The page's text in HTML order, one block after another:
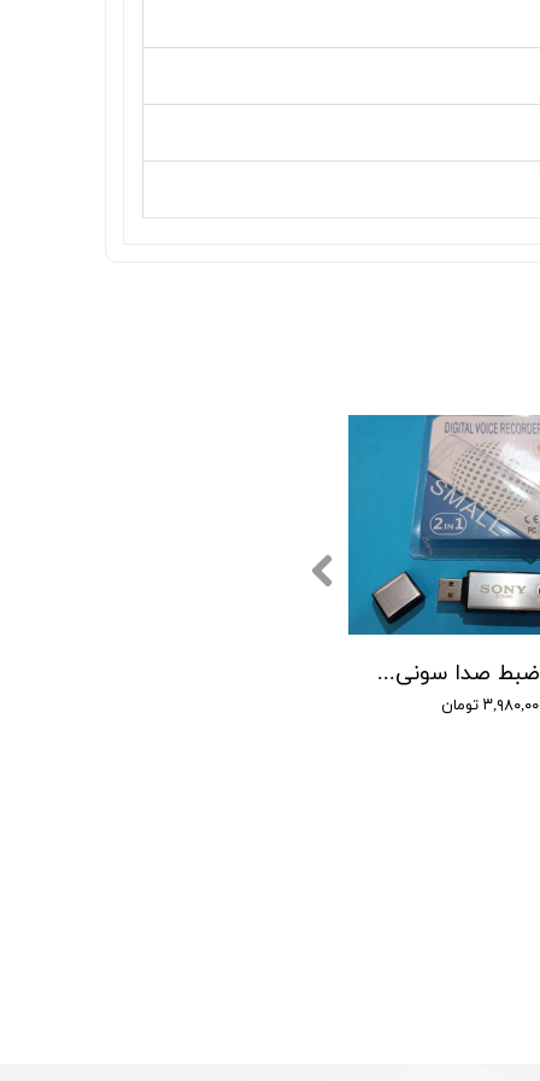
دستگاه ضبط صدا سونی مدل SONY 5560 - حافظه 16 گیگابایت
تومان